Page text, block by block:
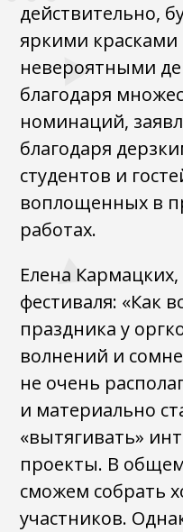
действительно,
яркими
невероятными
благодаря
номинаций,
благодаря
студентов и
воплощенных в
работах.
Елена
фестиваля: «Как
праздника у
волнений и
не очень
и материально
«вытягивать»
проекты. В
сможем собрать
участников.